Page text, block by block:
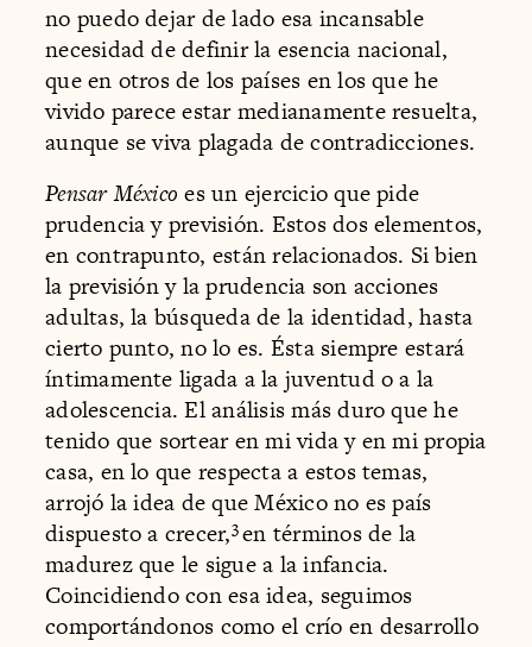
no puedo dejar de lado esa incansable
necesidad de definir la esencia nacional,
que en otros de los países en los que he
vivido parece estar medianamente resuelta,
aunque se viva plagada de contradicciones.
Pensar Méxicoes un ejercicio que pide
prudencia y previsión. Estos dos elementos,
en contrapunto, están relacionados. Si bien
la previsión y la prudencia son acciones
adultas, la búsqueda de la identidad, hasta
cierto punto, no lo es. Ésta siempre estará
íntimamente ligada a la juventud o a la
adolescencia. El análisis más duro que he
tenido que sortear en mi vida y en mi propia
casa, en lo que respecta a estos temas,
arrojó la idea de que México no es país
dispuesto a crecer,3en términos de la
madurez que le sigue a la infancia.
Coincidiendo con esa idea, seguimos
comportándonos como el crío en desarrollo